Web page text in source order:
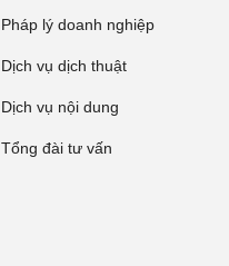
Pháp lý doanh nghiệp
Dịch vụ dịch thuật
Dịch vụ nội dung
Tổng đài tư vấn